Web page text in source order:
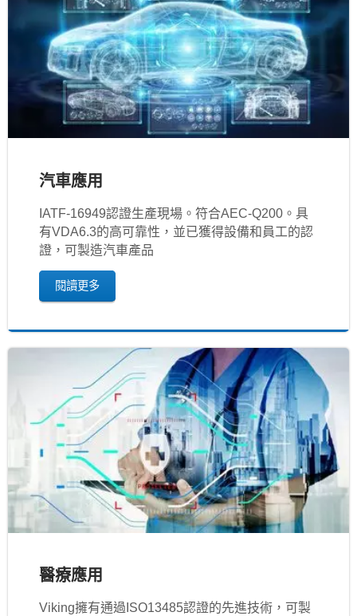
汽車應用
IATF‐16949認證生產現場。符合AEC-Q200。具
有VDA6.3的高可靠性，並已獲得設備和員工的認
證，可製造汽車產品
閱讀更多
醫療應用
Viking擁有通過ISO13485認證的先進技術，可製